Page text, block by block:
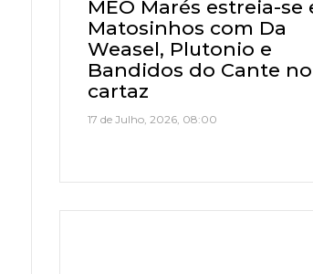
MEO Marés estreia-se
Matosinhos com Da
Weasel, Plutonio e
Bandidos do Cante no
cartaz
17 de Julho, 2026, 08:00